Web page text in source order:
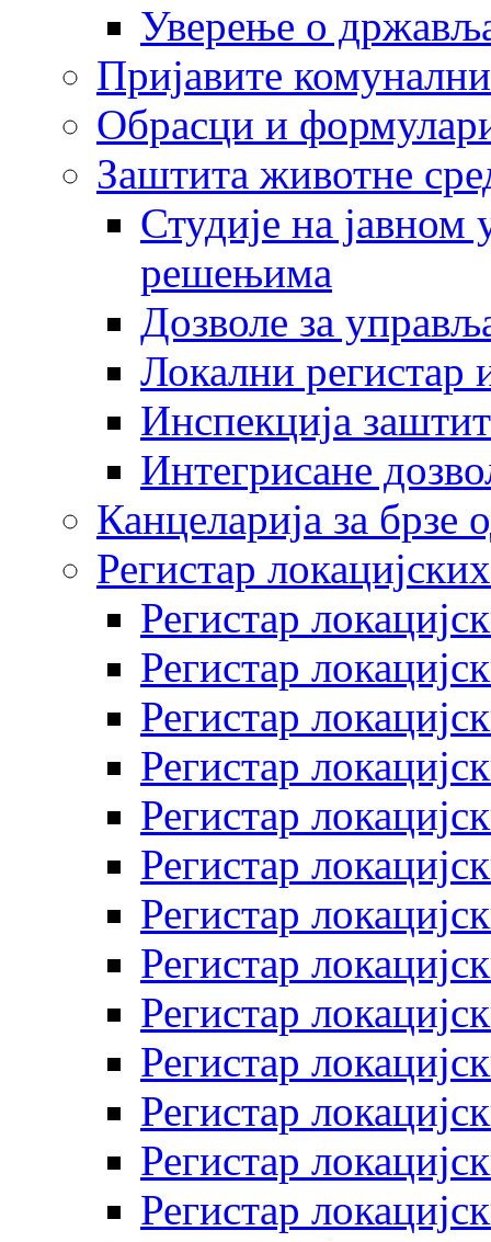
Уверење о
Пријавите
Обрасци и
Заштита животне
Студије на
решењима
Дозволе за
Локални регистар
Инспекција
Интегрисане
Канцеларија за брзе
Регистар
Регистар
Регистар
Регистар
Регистар
Регистар
Регистар
Регистар
Регистар
Регистар
Регистар
Регистар
Регистар
Регистар